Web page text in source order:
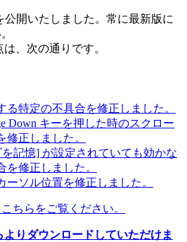
公開いたしました。常に最新版に
、次の通りです。
る特定の不具合を修正しました。
Down キーを押した時のスクロー
修正しました。
記憶] が設定されていても効かな
を修正しました。
ーソル位置を修正しました。
ちらをご覧ください。
りダウンロードしていただけま